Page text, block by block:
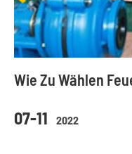
07-11 2022
Wie Zu Wählen